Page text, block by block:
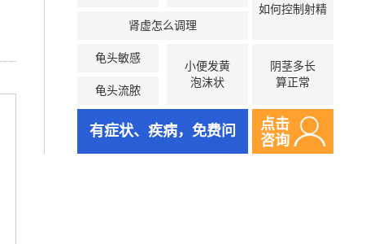
肾虚怎么调理
龟头敏感
小便发黄
泡沫状
龟头流脓
如何控制射精
阴茎多长
算正常
有症状、疾病，免费问
点击
咨询